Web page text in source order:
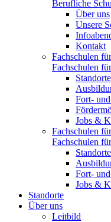
Berufliche
Über uns
Unsere
Kontakt
Fachschulen
Fachschulen
Standorte
Fort-
Jobs &
Fachschulen
Fachschulen
Standorte
Fort-
Jobs &
Standorte
Über uns
Leitbild